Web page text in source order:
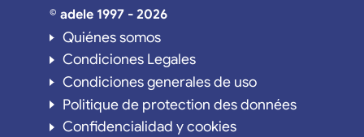
© adele 1997 - 2026
Quiénes somos
Condiciones Legales
Condiciones generales de uso
Politique de protection des données
Confidencialidad y cookies